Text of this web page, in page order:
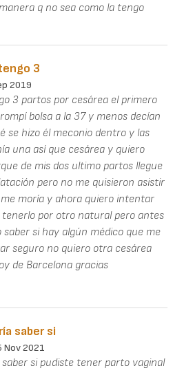
q no sea como la tengo
3
2019
3 partos por cesárea el primero
bolsa a la 37 y menos decían
se hizo él meconio dentro y las
una así que cesárea y quiero
de mis dos ultimo partos llegue
pero no me quisieron asistir
moría y ahora quiero intentar
por otro natural pero antes
si hay algún médico que me
seguro no quiero otra cesárea
de Barcelona gracias
saber si
Nov 2021
si pudiste tener parto vaginal